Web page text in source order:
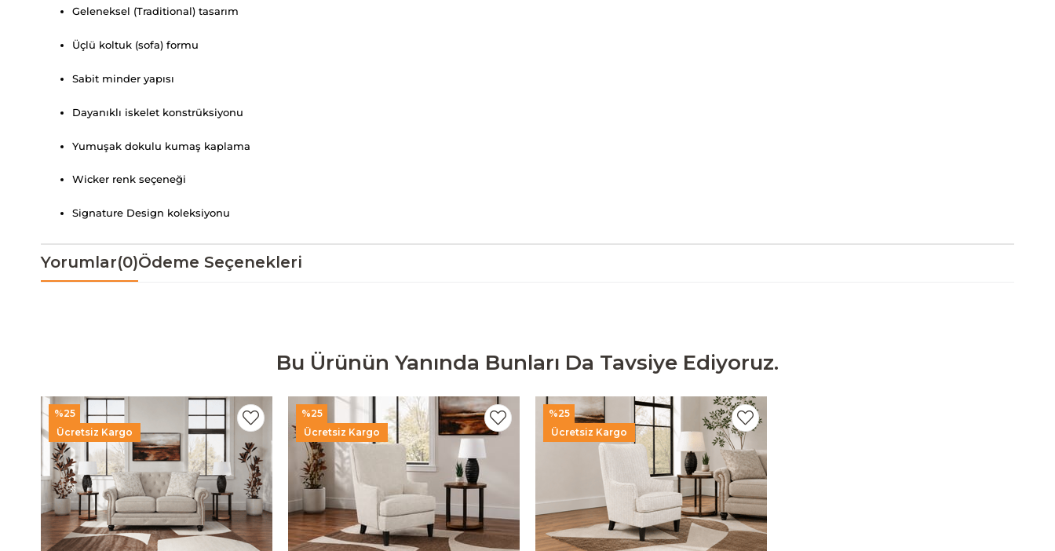
Geleneksel (Traditional) tasarım
Üçlü koltuk (sofa) formu
Sabit minder yapısı
Dayanıklı iskelet konstrüksiyonu
Yumuşak dokulu kumaş kaplama
Wicker renk seçeneği
Signature Design koleksiyonu
Yorumlar(0)Ödeme Seçenekleri
Bu Ürünün Yanında Bunları Da Tavsiye Ediyoruz.
Ücretsiz Kargo
%25
Ücretsiz Kargo
%25
Ücretsiz Kargo
%25